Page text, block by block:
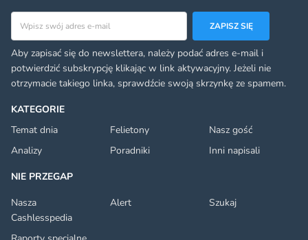
KATEGORIE
Temat dnia
Felietony
Nasz gość
Analizy
Poradniki
Inni napisali
NIE PRZEGAP
Nasza
Cashlesspedia
Alert Szukaj
Adres email
ZAPISZ SIĘ
Aby zapisać się do newslettera, należy podać adres e-mail i
potwierdzić subskrypcję klikając w link aktywacyjny. Jeżeli nie
otrzymacie takiego linka, sprawdźcie swoją skrzynkę ze spamem.